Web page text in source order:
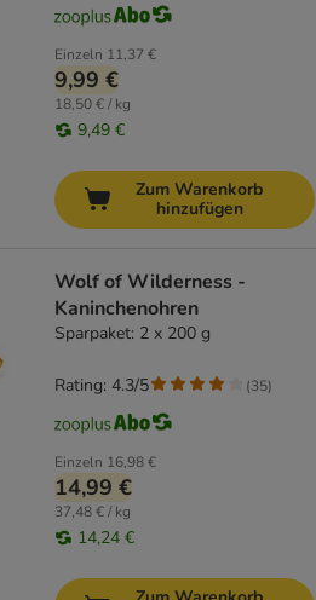
Einzeln 11,37 €
9,99 €
18,50 € / kg
9,49 €
Zum Warenkorb
hinzufügen
Wolf of Wilderness -
Kaninchenohren
Sparpaket: 2 x 200 g
Einzeln 16,98 €
14,99 €
37,48 € / kg
14,24 €
Rating: 4.3/5 (35)